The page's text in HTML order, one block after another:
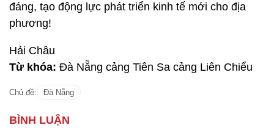
đáng, tạo động lực phát triển kinh tế mới cho địa
phương!
Hải Châu
Từ khóa: Đà Nẵng cảng Tiên Sa cảng Liên Chiểu
Chủ đề: Đà Nẵng